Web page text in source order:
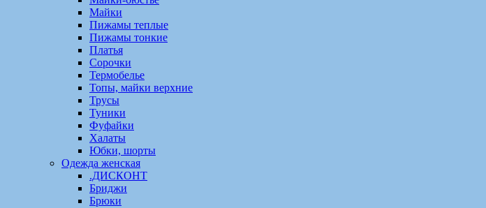
Майки
Пижамы теплые
Пижамы тонкие
Платья
Сорочки
Термобелье
Топы, майки верхние
Трусы
Туники
Фуфайки
Халаты
Юбки, шорты
Одежда женская
.ДИСКОНТ
Бриджи
Брюки